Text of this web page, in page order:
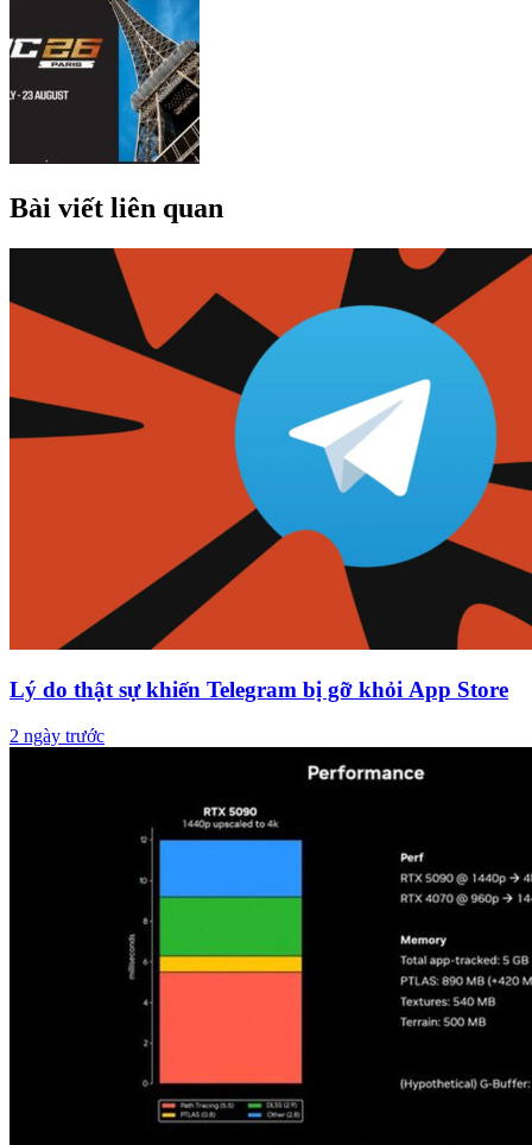
Bài viết liên quan
Lý do thật sự khiến Telegram bị gỡ khỏi App Store
2 ngày trước